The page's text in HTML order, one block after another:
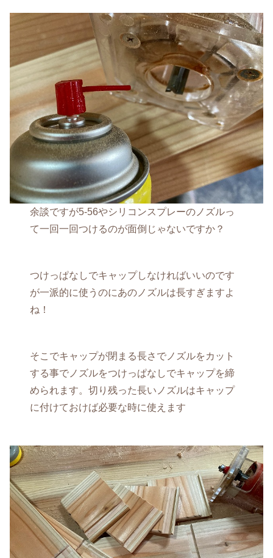
余談ですが5‐56やシリコンスプレーのノズルっ
て一回一回つけるのが面倒じゃないですか？
つけっぱなしでキャップしなければいいのです
が一派的に使うのにあのノズルは長すぎますよ
ね！
そこでキャップが閉まる長さでノズルをカット
する事でノズルをつけっぱなしでキャップを締
められます。切り残った長いノズルはキャップ
に付けておけば必要な時に使えます